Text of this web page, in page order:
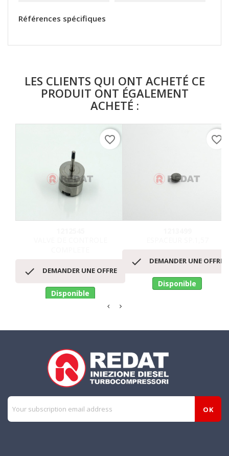
Références spécifiques
LES CLIENTS QUI ONT ACHETÉ CE
PRODUIT ONT ÉGALEMENT
ACHETÉ :
 DEMANDER UNE OFFRE
Disponible
favorite_border
 DEMANDER UNE OFFRE
Disponible
favorite_border